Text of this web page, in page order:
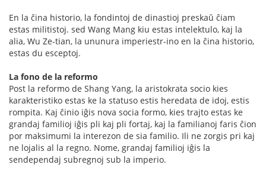
En la ĉina historio, la fondintoj de dinastioj preskaŭ ĉiam
estas militistoj. sed Wang Mang kiu estas intelektulo, kaj la
alia, Wu Ze-tian, la ununura imperiestr-ino en la ĉina historio,
estas du esceptoj.
La fono de la reformo
Post la reformo de Shang Yang, la aristokrata socio kies
karakteristiko estas ke la statuso estis heredata de idoj, estis
rompita. Kaj ĉinio iĝis nova socia formo, kies trajto estas ke
grandaj familioj iĝis pli kaj pli fortaj, kaj la familianoj faris ĉion
por maksimumi la interezon de sia familio. Ili ne zorgis pri kaj
ne lojalis al la regno. Nome, grandaj familioj iĝis la
sendependaj subregnoj sub la imperio.